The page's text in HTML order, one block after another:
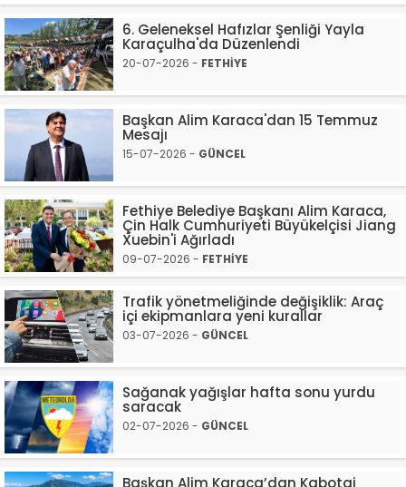
6. Geleneksel Hafızlar Şenliği Yayla
Karaçulha'da Düzenlendi
20-07-2026 - FETHİYE
Başkan Alim Karaca'dan 15 Temmuz
Mesajı
15-07-2026 - GÜNCEL
Fethiye Belediye Başkanı Alim Karaca,
Çin Halk Cumhuriyeti Büyükelçisi Jiang
Xuebin'i Ağırladı
09-07-2026 - FETHİYE
Trafik yönetmeliğinde değişiklik: Araç
içi ekipmanlara yeni kurallar
03-07-2026 - GÜNCEL
Sağanak yağışlar hafta sonu yurdu
saracak
02-07-2026 - GÜNCEL
Başkan Alim Karaca’dan Kabotaj